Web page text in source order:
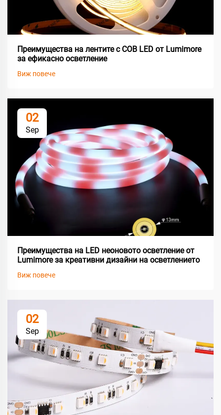
Преимущества на лентите с COB LED от Lumimore
за ефикасно осветление
Виж повече
02
Sep
Преимущества на LED неоновото осветление от
Lumimore за креативни дизайни на осветлението
Виж повече
02
Sep